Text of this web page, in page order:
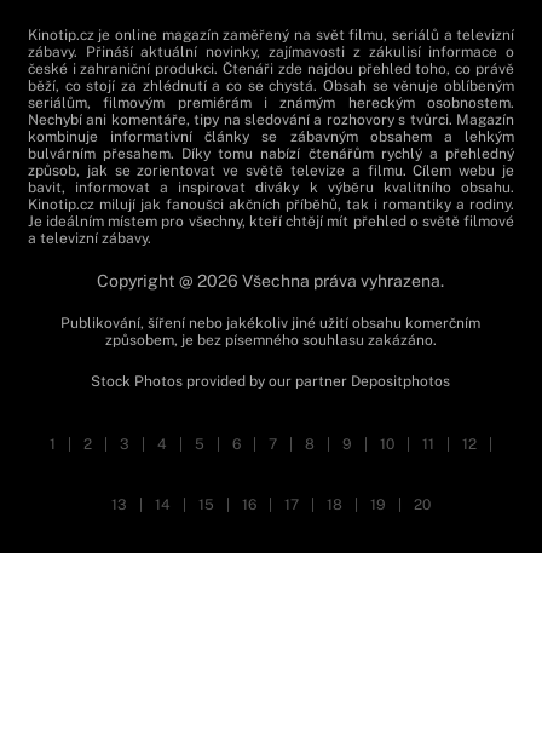
Kinotip.cz je online magazín zaměřený na svět filmu, seriálů a televizní
zábavy. Přináší aktuální novinky, zajímavosti z zákulisí informace o
české i zahraniční produkci. Čtenáři zde najdou přehled toho, co právě
běží, co stojí za zhlédnutí a co se chystá. Obsah se věnuje oblíbeným
seriálům, filmovým premiérám i známým hereckým osobnostem.
Nechybí ani komentáře, tipy na sledování a rozhovory s tvůrci. Magazín
kombinuje informativní články se zábavným obsahem a lehkým
bulvárním přesahem. Díky tomu nabízí čtenářům rychlý a přehledný
způsob, jak se zorientovat ve světě televize a filmu. Cílem webu je
bavit, informovat a inspirovat diváky k výběru kvalitního obsahu.
Kinotip.cz milují jak fanoušci akčních příběhů, tak i romantiky a rodiny.
Je ideálním místem pro všechny, kteří chtějí mít přehled o světě filmové
a televizní zábavy.
Copyright @ 2026 Všechna práva vyhrazena.
Publikování, šíření nebo jakékoliv jiné užití obsahu komerčním
způsobem, je bez písemného souhlasu zakázáno.
Stock Photos provided by our partner Depositphotos
1 2 3 4 5 6 7 8 9 10 11 12
13 14 15 16 17 18 19 20